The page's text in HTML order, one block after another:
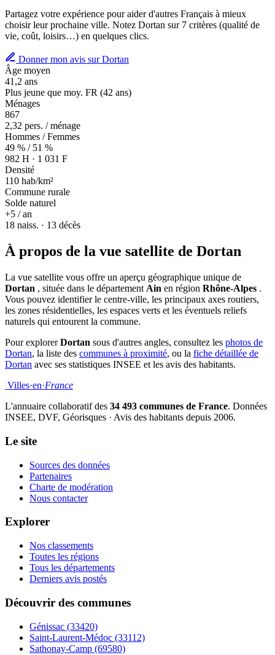
Partagez votre expérience pour aider d'autres Français à mieux
choisir leur prochaine ville. Notez Dortan sur 7 critères (qualité de
vie, coût, loisirs…) en quelques clics.
Donner mon avis sur Dortan
Âge moyen
41,2 ans
Plus jeune que moy. FR (42 ans)
Ménages
867
2,32 pers. / ménage
Hommes / Femmes
49 % / 51 %
982 H · 1 031 F
Densité
110 hab/km²
Commune rurale
Solde naturel
+5 / an
18 naiss. · 13 décès
À propos de la vue satellite de Dortan
La vue satellite vous offre un aperçu géographique unique de
Dortan , située dans le département Ain en région Rhône-Alpes .
Vous pouvez identifier le centre-ville, les principaux axes routiers,
les zones résidentielles, les espaces verts et les éventuels reliefs
naturels qui entourent la commune.
Pour explorerDortan sous d'autres angles, consultez les photos de
Dortan, la liste des communes à proximité, ou la fiche détaillée de
Dortan avec ses statistiques INSEE et les avis des habitants.
Villes·en·France
L'annuaire collaboratif des 34 493 communes de France. Données
INSEE, DVF, Géorisques · Avis des habitants depuis 2006.
Le site
Sources des données
Partenaires
Charte de modération
Nous contacter
Explorer
Nos classements
Toutes les régions
Tous les départements
Derniers avis postés
Découvrir des communes
Génissac (33420)
Saint-Laurent-Médoc (33112)
Sathonay-Camp (69580)